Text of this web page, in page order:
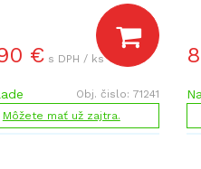
€ s DPH / ks
Obj. čislo: 71241
Môžete mať už zajtra.